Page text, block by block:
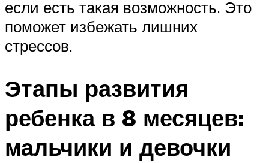
если есть такая возможность. Это
поможет избежать лишних
стрессов.
Этапы развития
ребенка в 8 месяцев:
мальчики и девочки